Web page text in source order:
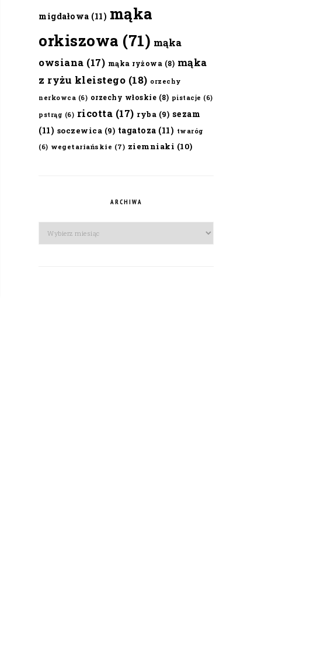
migdałowa (11) mąka
orkiszowa (71) mąka
owsiana (17) mąka ryżowa (8) mąka
z ryżu kleistego (18) orzechy
nerkowca (6) orzechy włoskie (8) pistacje (6)
pstrąg (6) ricotta (17) ryba (9) sezam
(11) soczewica (9) tagatoza (11) twaróg
(6) wegetariańskie (7) ziemniaki (10)
ARCHIWA
Archiwa